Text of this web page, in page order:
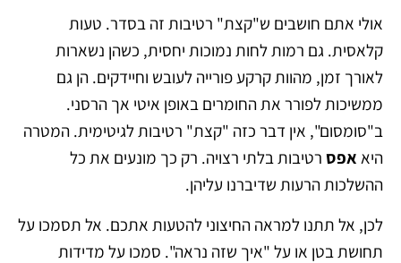
אולי אתם חושבים ש"קצת" רטיבות זה בסדר. טעות
קלאסית. גם רמות לחות נמוכות יחסית, כשהן נשארות
לאורך זמן, מהוות קרקע פורייה לעובש וחיידקים. הן גם
ממשיכות לפורר את החומרים באופן איטי אך הרסני.
ב"סומסום", אין דבר כזה "קצת" רטיבות לגיטימית. המטרה
היא אפס רטיבות בלתי רצויה. רק כך מונעים את כל
ההשלכות הרעות שדיברנו עליהן.
לכן, אל תתנו למראה החיצוני להטעות אתכם. אל תסמכו על
תחושת בטן או על "איך שזה נראה". סמכו על מדידות